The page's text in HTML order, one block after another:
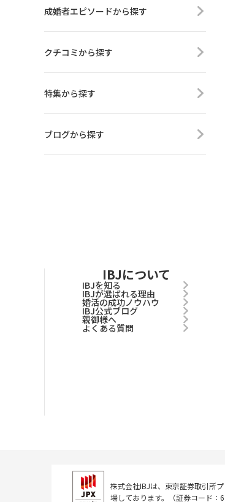
成婚者エピソードから探す
クチコミから探す
特集から探す
ブログから探す
IBJについて
IBJを知る
IBJが選ばれる理由
婚活の成功ノウハウ
IBJ公式ブログ
親御様へ
よくある質問
株式会社IBJは、東京証券取引所
場しております。
（証券コード：